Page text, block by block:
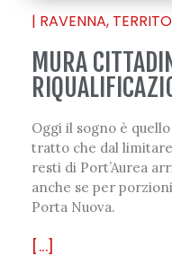
| RAVENNA,
MURA
Oggi il sogno è
tratto che dal limitare
resti di Port’Aurea
anche se per
Porta Nuova.
[...]